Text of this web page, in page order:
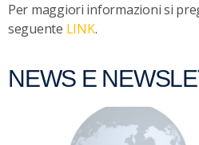
Per maggiori informazioni si
seguente LINK.
NEWS E